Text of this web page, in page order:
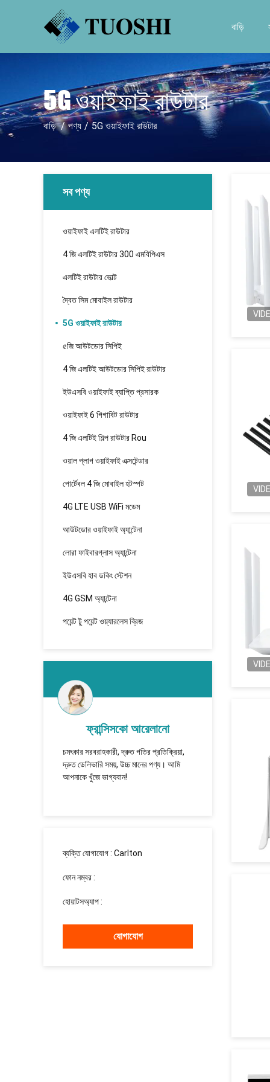
বাড়ি
5G ওয়াইফাই রাউটার
বাড়ি / পণ্য / 5G ওয়াইফাই রাউটার
সব পণ্য
ওয়াইফাই এলটিই রাউটার
4 জি এলটিই রাউটার 300 এমবিপিএস
এলটিই রাউটার ভোল্ট
দ্বৈত সিম মোবাইল রাউটার
5G ওয়াইফাই রাউটার
৫জি আউটডোর সিপিই
4 জি এলটিই আউটডোর সিপিই রাউটার
ইউএসবি ওয়াইফাই ব্যাপ্তি প্রসারক
ওয়াইফাই 6 গিগাবিট রাউটার
4 জি এলটিই শিল্প রাউটার Rou
ওয়াল প্লাগ ওয়াইফাই এক্সটেন্ডার
পোর্টেবল 4 জি মোবাইল হটস্পট
4G LTE USB WiFi মডেম
আউটডোর ওয়াইফাই অ্যান্টেনা
লোরা ফাইবারগ্লাস অ্যান্টেনা
ইউএসবি হাব ডকিং স্টেশন
4G GSM অ্যান্টেনা
পয়েন্ট টু পয়েন্ট ওয়্যারলেস ব্রিজ
ফ্রান্সিসকো আরেলানো
চমৎকার সরবরাহকারী, দ্রুত গতির প্রতিক্রিয়া,
দ্রুত ডেলিভারি সময়, উচ্চ মানের পণ্য। আমি
আপনাকে খুঁজে ভাগ্যবান!
ব্যক্তি যোগাযোগ : Carlton
ফোন নম্বর :
হোয়াটসঅ্যাপ :
যোগাযোগ